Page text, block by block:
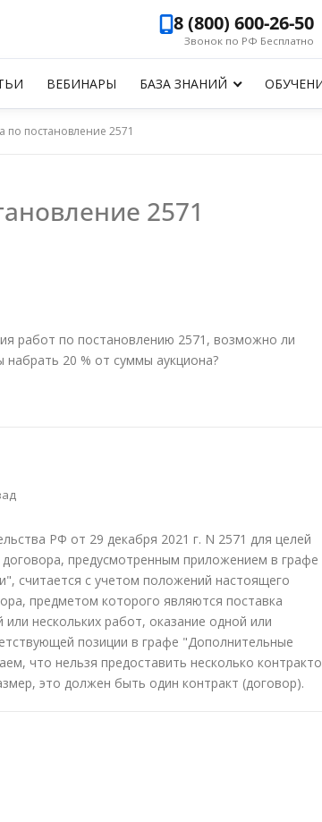
8 (800) 600-26-50
Звонок по РФ Бесплатно
ВЕБИНАРЫ БАЗА ЗНАНИЙ
по постановление 2571
2571
работ по постановлению 2571, возможно ли
20 % от суммы аукциона?
РФ от 29 декабря 2021 г. N 2571 для целей
предусмотренным приложением в графе
считается с учетом положений настоящего
предметом которого являются поставка
нескольких работ, оказание одной или
позиции в графе "Дополнительные
что нельзя предоставить несколько
это должен быть один контракт (договор).